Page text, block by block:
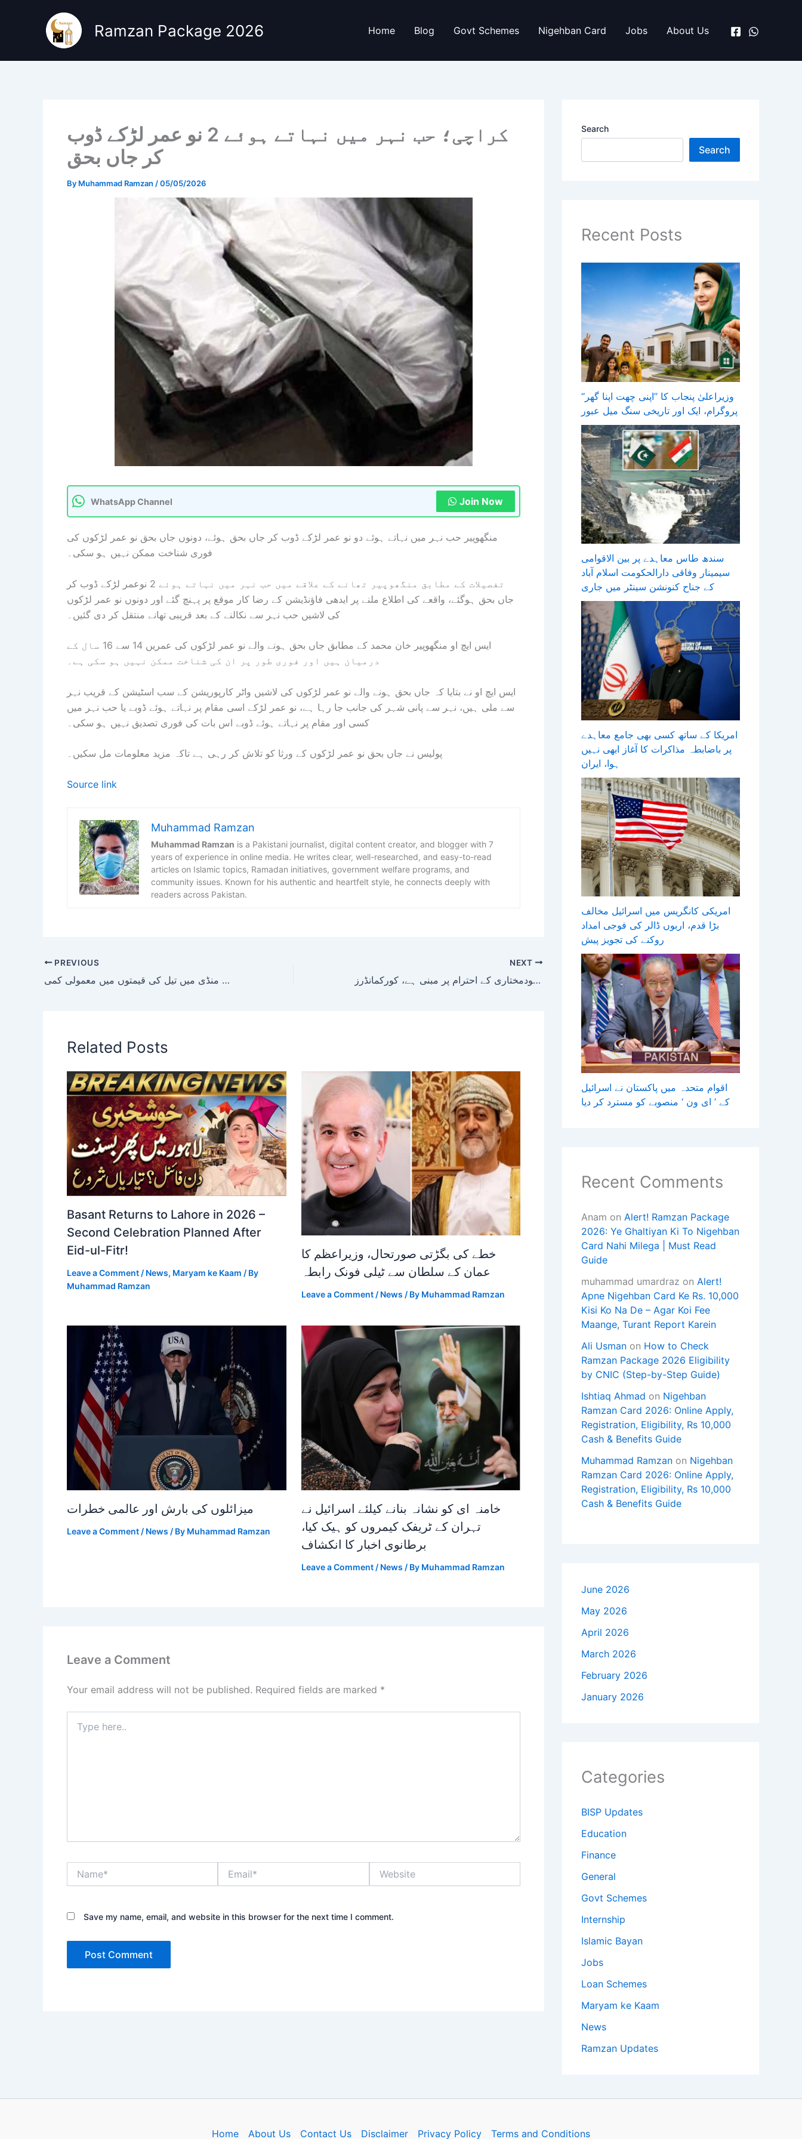
Ramzan Package 2026 Home Blog Govt Schemes Nigehban Card Jobs About Us
کراچی؛ حب نہر میں نہاتے ہوئے 2 نو عمر لڑکے ڈوب
کر جاں بحق
By Muhammad Ramzan /05/05/2026
WhatsApp Channel Join Now
منگھوپیر حب نہر میں نہاتے ہوئے دو نو عمر لڑکے ڈوب کر جاں بحق ہوئے، دونوں جاں بحق نو عمر لڑکوں کی
فوری شناخت ممکن نہیں ہو سکی۔
تفصیلات کے مطابق منگھوپیر تھانے کے علاقے میں حب نہر میں نہاتے ہوئے 2 نوعمر لڑکے ڈوب کر
جاں بحق ہوگئے، واقعے کی اطلاع ملنے پر ایدھی فاؤنڈیشن کے رضا کار موقع پر پہنچ گئے اور دونوں نو عمر لڑکوں
کی لاشیں حب نہر سے نکالنے کے بعد قریبی تھانے منتقل کر دی گئیں۔
ایس ایچ او منگھوپیر خان محمد کے مطابق جاں بحق ہونے والے نو عمر لڑکوں کی عمریں 14 سے 16 سال کے
درمیان ہیں اور فوری طور پر ان کی شناخت ممکن نہیں ہو سکی ہے۔
ایس ایچ او نے بتایا کہ جاں بحق ہونے والے نو عمر لڑکوں کی لاشیں واٹر کارپوریشن کے سب اسٹیشن کے قریب نہر
سے ملی ہیں، نہر سے پانی شہر کی جانب جا رہا ہے، نو عمر لڑکے اسی مقام پر نہاتے ہوئے ڈوبے یا حب نہر میں
کسی اور مقام پر نہاتے ہوئے ڈوبے اس بات کی فوری تصدیق نہیں ہو سکی۔
پولیس نے جاں بحق نو عمر لڑکوں کے ورثا کو تلاش کر رہی ہے تاکہ مزید معلومات مل سکیں۔
Source link
Muhammad Ramzan
Muhammad Ramzan is a Pakistani journalist, digital content creator, and blogger with 7
years of experience in online media. He writes clear, well-researched, and easy-to-read
articles on Islamic topics, Ramadan initiatives, government welfare programs, and
community issues. Known for his authentic and heartfelt style, he connects deeply with
readers across Pakistan.
PREVIOUS
بڑے اضافے کے بعد عالمی منڈی میں تیل کی قیمتوں میں معمولی کمی
NEXT
خطے میں امن کا دارومدار باہمی تحمل، ذمہ داری اور خودمختاری کے احترام پر مبنی ہے، کورکمانڈرز
Related Posts
Basant Returns to Lahore in 2026 –
Second Celebration Planned After
Eid-ul-Fitr!
Leave a Comment / News, Maryam ke Kaam / By
Muhammad Ramzan
خطے کی بگڑتی صورتحال، وزیراعظم کا
عمان کے سلطان سے ٹیلی فونک رابطہ
Leave a Comment / News / By Muhammad Ramzan
میزائلوں کی بارش اور عالمی خطرات
Leave a Comment / News / By Muhammad Ramzan
خامنہ ای کو نشانہ بنانے کیلئے اسرائیل نے
تہران کے ٹریفک کیمروں کو ہیک کیا،
برطانوی اخبار کا انکشاف
Leave a Comment / News / By Muhammad Ramzan
Leave a Comment
Your email address will not be published. Required fields are marked *
here..
Save my name, email, and website in this browser for the next time I comment.
Search
Search
Recent Posts
وزیراعلیٰ پنجاب کا ’’اپنی چھت اپنا گھر‘‘
پروگرام، ایک اور تاریخی سنگ میل عبور
سندھ طاس معاہدے پر بین الاقوامی
سیمینار وفاقی دارالحکومت اسلام آباد
کے جناح کنونشن سینٹر میں جاری
امریکا کے ساتھ کسی بھی جامع معاہدے
پر باضابطہ مذاکرات کا آغاز ابھی نہیں
ہوا، ایران
امریکی کانگریس میں اسرائیل مخالف
بڑا قدم، اربوں ڈالر کی فوجی امداد
روکنے کی تجویز پیش
اقوام متحدہ میں پاکستان نے اسرائیل
کے ’ ای ون ‘ منصوبے کو مسترد کر دیا
Recent Comments
Anam on Alert! Ramzan Package
2026: Ye Ghaltiyan Ki To Nigehban
Card Nahi Milega | Must Read
Guide
muhammad umardraz on Alert!
Apne Nigehban Card Ke Rs. 10,000
Kisi Ko Na De – Agar Koi Fee
Maange, Turant Report Karein
Ali Usman on How to Check
Ramzan Package 2026 Eligibility
by CNIC (Step-by-Step Guide)
Ishtiaq Ahmad on Nigehban
Ramzan Card 2026: Online Apply,
Registration, Eligibility, Rs 10,000
Cash & Benefits Guide
Muhammad Ramzan on Nigehban
Ramzan Card 2026: Online Apply,
Registration, Eligibility, Rs 10,000
Cash & Benefits Guide
June 2026
May 2026
April 2026
March 2026
February 2026
January 2026
Categories
BISP Updates
Education
Finance
General
Govt Schemes
Internship
Islamic Bayan
Jobs
Loan Schemes
Maryam ke Kaam
News
Ramzan Updates
Home About Us Contact Us Disclaimer Privacy Policy Terms and Conditions